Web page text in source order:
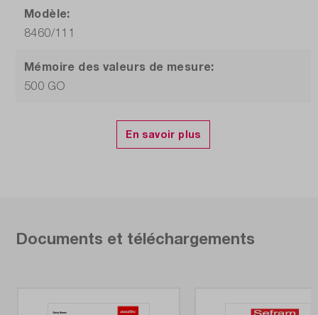
Modèle:
8460/111
Mémoire des valeurs de mesure:
500 GO
Nombre de canaux:
Fonction Math, 20 mesures automatiques
Documents et téléchargements